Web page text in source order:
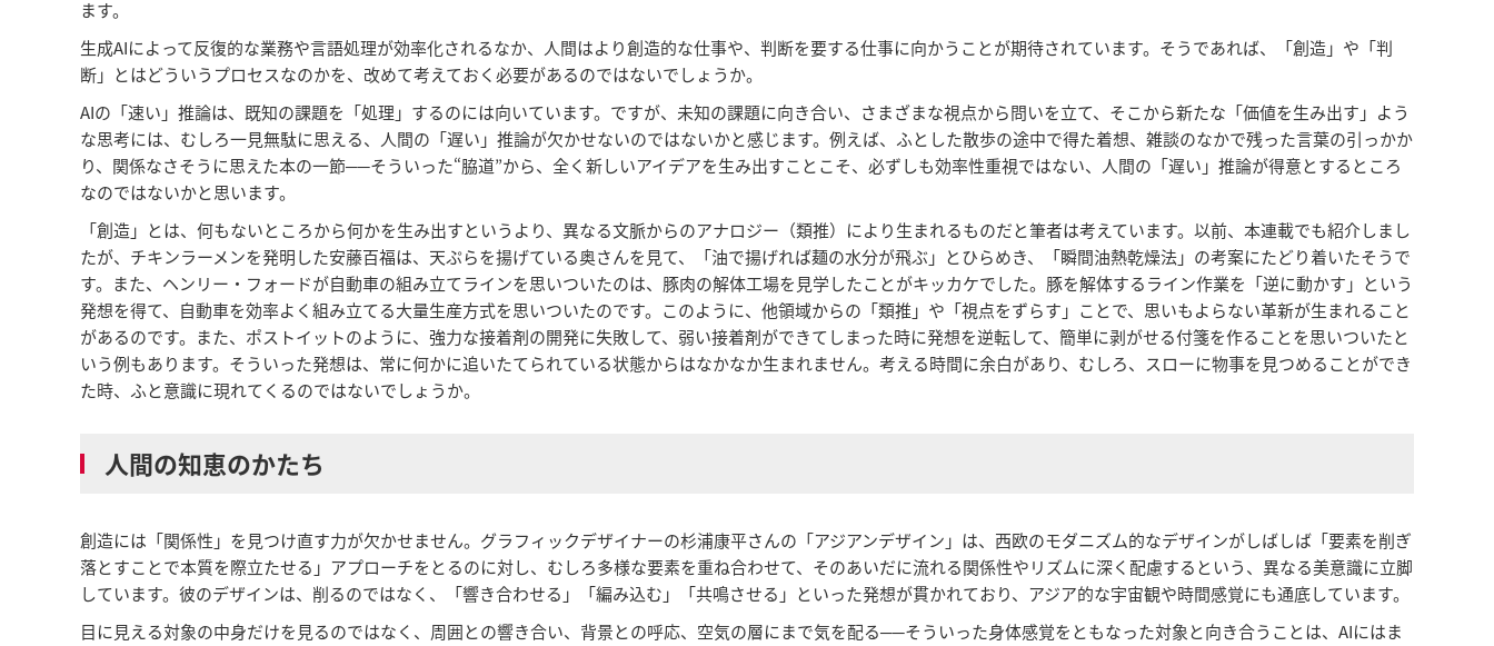
ます。
生成AIによって反復的な業務や言語処理が効率化されるなか、人間はより創造的な仕事や、判断を要する仕事に向かうことが期待されています。そうであれば、「創造」や「判
断」とはどういうプロセスなのかを、改めて考えておく必要があるのではないでしょうか。
AIの「速い」推論は、既知の課題を「処理」するのには向いています。ですが、未知の課題に向き合い、さまざまな視点から問いを立て、そこから新たな「価値を生み出す」よう
な思考には、むしろ一見無駄に思える、人間の「遅い」推論が欠かせないのではないかと感じます。例えば、ふとした散歩の途中で得た着想、雑談のなかで残った言葉の引っかか
り、関係なさそうに思えた本の一節──そういった“脇道”から、全く新しいアイデアを生み出すことこそ、必ずしも効率性重視ではない、人間の「遅い」推論が得意とするところ
なのではないかと思います。
「創造」とは、何もないところから何かを生み出すというより、異なる文脈からのアナロジー（類推）により生まれるものだと筆者は考えています。以前、本連載でも紹介しまし
たが、チキンラーメンを発明した安藤百福は、天ぷらを揚げている奥さんを見て、「油で揚げれば麺の水分が飛ぶ」とひらめき、「瞬間油熱乾燥法」の考案にたどり着いたそうで
す。また、ヘンリー・フォードが自動車の組み立てラインを思いついたのは、豚肉の解体工場を見学したことがキッカケでした。豚を解体するライン作業を「逆に動かす」という
発想を得て、自動車を効率よく組み立てる大量生産方式を思いついたのです。このように、他領域からの「類推」や「視点をずらす」ことで、思いもよらない革新が生まれること
があるのです。また、ポストイットのように、強力な接着剤の開発に失敗して、弱い接着剤ができてしまった時に発想を逆転して、簡単に剥がせる付箋を作ることを思いついたと
いう例もあります。そういった発想は、常に何かに追いたてられている状態からはなかなか生まれません。考える時間に余白があり、むしろ、スローに物事を見つめることができ
た時、ふと意識に現れてくるのではないでしょうか。
人間の知恵のかたち
創造には「関係性」を見つけ直す力が欠かせません。グラフィックデザイナーの杉浦康平さんの「アジアンデザイン」は、西欧のモダニズム的なデザインがしばしば「要素を削ぎ
落とすことで本質を際立たせる」アプローチをとるのに対し、むしろ多様な要素を重ね合わせて、そのあいだに流れる関係性やリズムに深く配慮するという、異なる美意識に立脚
しています。彼のデザインは、削るのではなく、「響き合わせる」「編み込む」「共鳴させる」といった発想が貫かれており、アジア的な宇宙観や時間感覚にも通底しています。
目に見える対象の中身だけを見るのではなく、周囲との響き合い、背景との呼応、空気の層にまで気を配る──そういった身体感覚をともなった対象と向き合うことは、AIにはま